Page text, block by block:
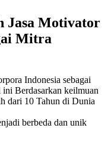
Jasa Motivator
Mitra
Indonesia sebagai
Berdasarkan keilmuan
dari 10 Tahun di Dunia
berbeda dan unik